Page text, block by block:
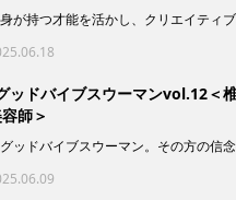
が持つ才能を活かし、クリエイティ
いる素敵な人に、ミューズたちの指針
Museの在り方を体現するような映画
ッドバイブスウーマンvol.12＜
師＞
グッドバイブスウーマン。その方の信
方がわかるような、「10の質問」をお
は、グッドバイブスな友人・知人を